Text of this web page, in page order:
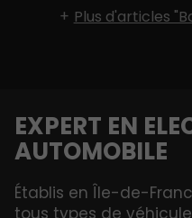
Plus d'articles
EXPERT EN
AUTOMOBILE
Établis en Île-de-